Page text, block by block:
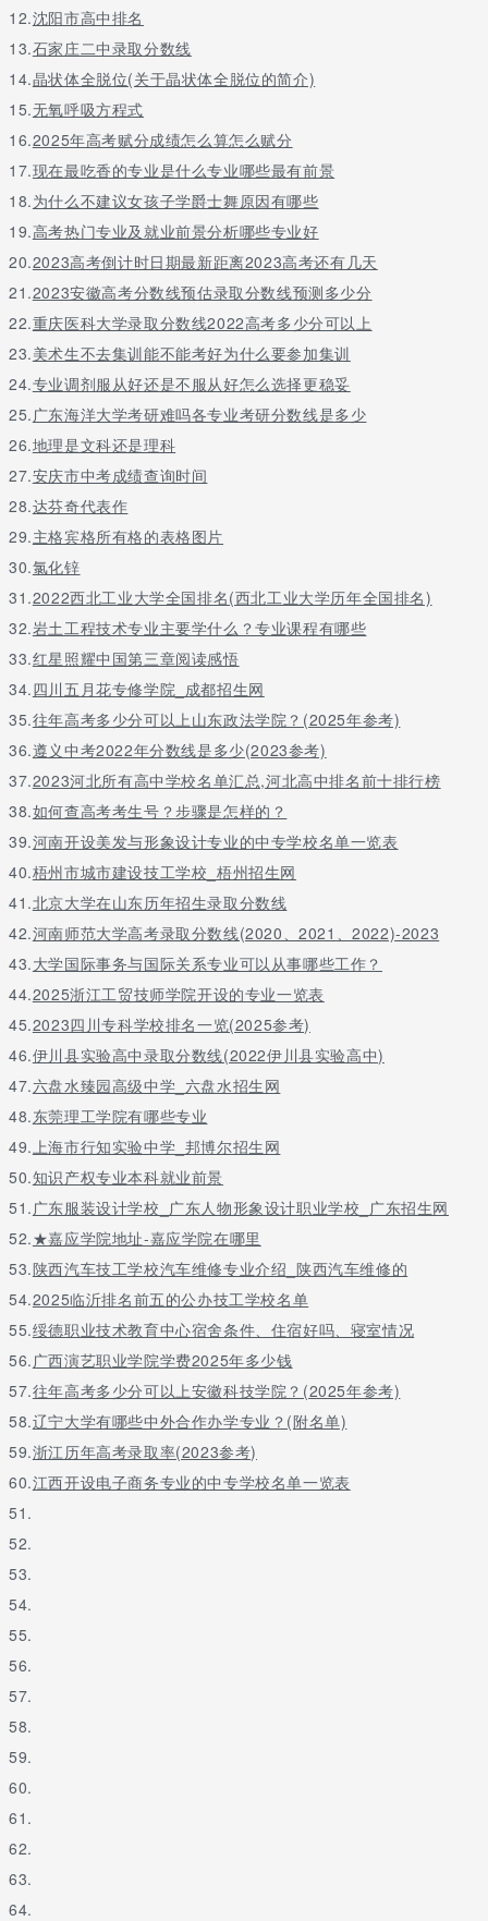
10、尊重老年人就是尊重自我
12.沈阳市高中排名
13.石家庄二中录取分数线
14.晶状体全脱位(关于晶状体全脱位的简介)
15.无氧呼吸方程式
16.2025年高考赋分成绩怎么算怎么赋分
17.现在最吃香的专业是什么专业哪些最有前景
18.为什么不建议女孩子学爵士舞原因有哪些
19.高考热门专业及就业前景分析哪些专业好
20.2023高考倒计时日期最新距离2023高考还有几天
21.2023安徽高考分数线预估录取分数线预测多少分
22.重庆医科大学录取分数线2022高考多少分可以上
23.美术生不去集训能不能考好为什么要参加集训
24.专业调剂服从好还是不服从好怎么选择更稳妥
25.广东海洋大学考研难吗各专业考研分数线是多少
26.地理是文科还是理科
27.安庆市中考成绩查询时间
28.达芬奇代表作
29.主格宾格所有格的表格图片
30.氯化锌
31.2022西北工业大学全国排名(西北工业大学历年全国排名)
32.岩土工程技术专业主要学什么？专业课程有哪些
33.红星照耀中国第三章阅读感悟
34.四川五月花专修学院_成都招生网
35.往年高考多少分可以上山东政法学院？(2025年参考)
36.遵义中考2022年分数线是多少(2023参考)
37.2023河北所有高中学校名单汇总,河北高中排名前十排行榜
38.如何查高考考生号？步骤是怎样的？
39.河南开设美发与形象设计专业的中专学校名单一览表
40.梧州市城市建设技工学校_梧州招生网
41.北京大学在山东历年招生录取分数线
42.河南师范大学高考录取分数线(2020、2021、2022)-2023
43.大学国际事务与国际关系专业可以从事哪些工作？
44.2025浙江工贸技师学院开设的专业一览表
45.2023四川专科学校排名一览(2025参考)
46.伊川县实验高中录取分数线(2022伊川县实验高中)
47.六盘水臻园高级中学_六盘水招生网
48.东莞理工学院有哪些专业
49.上海市行知实验中学_邦博尔招生网
50.知识产权专业本科就业前景
51.广东服装设计学校_广东人物形象设计职业学校_广东招生网
52.★嘉应学院地址-嘉应学院在哪里
53.陕西汽车技工学校汽车维修专业介绍_陕西汽车维修的
54.2025临沂排名前五的公办技工学校名单
55.绥德职业技术教育中心宿舍条件、住宿好吗、寝室情况
56.广西演艺职业学院学费2025年多少钱
57.往年高考多少分可以上安徽科技学院？(2025年参考)
58.辽宁大学有哪些中外合作办学专业？(附名单)
59.浙江历年高考录取率(2023参考)
60.江西开设电子商务专业的中专学校名单一览表
51.
52.
53.
54.
55.
56.
57.
58.
59.
60.
61.
62.
63.
64.